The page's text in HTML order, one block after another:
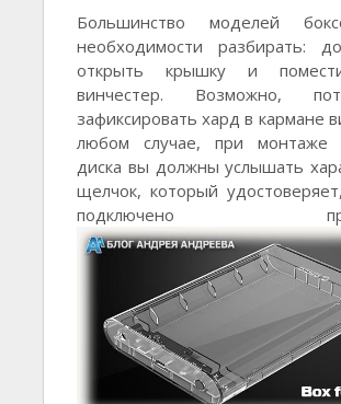
Большинство моделей
необходимости разбирать:
открыть крышку и
винчестер. Возможно,
зафиксировать хард в кармане
любом случае, при монтаже
диска вы должны услышать
щелчок, который
подключено